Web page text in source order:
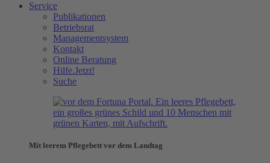
Service
Publikationen
Betriebsrat
Managementsystem
Kontakt
Online Beratung
Hilfe.Jetzt!
Suche
Mit leerem Pflegebett vor dem Landtag